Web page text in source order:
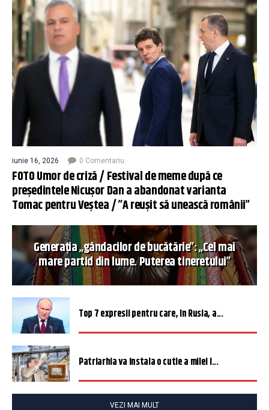
iunie 16, 2026 0 Comentariu
FOTO Umor de criză / Festival de meme după ce
președintele Nicușor Dan a abandonat varianta
Tomac pentru Veștea / ”A reușit să unească românii”
Generația „gândacilor de bucătărie”: „Cel mai
mare partid din lume. Puterea tineretului”
Top 7 expresii pentru care, în Rusia, a...
Patriarhia va instala o cutie a milei î...
VEZI MAI MULT